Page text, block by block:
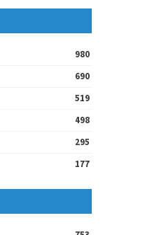
980
690
519
498
295
177